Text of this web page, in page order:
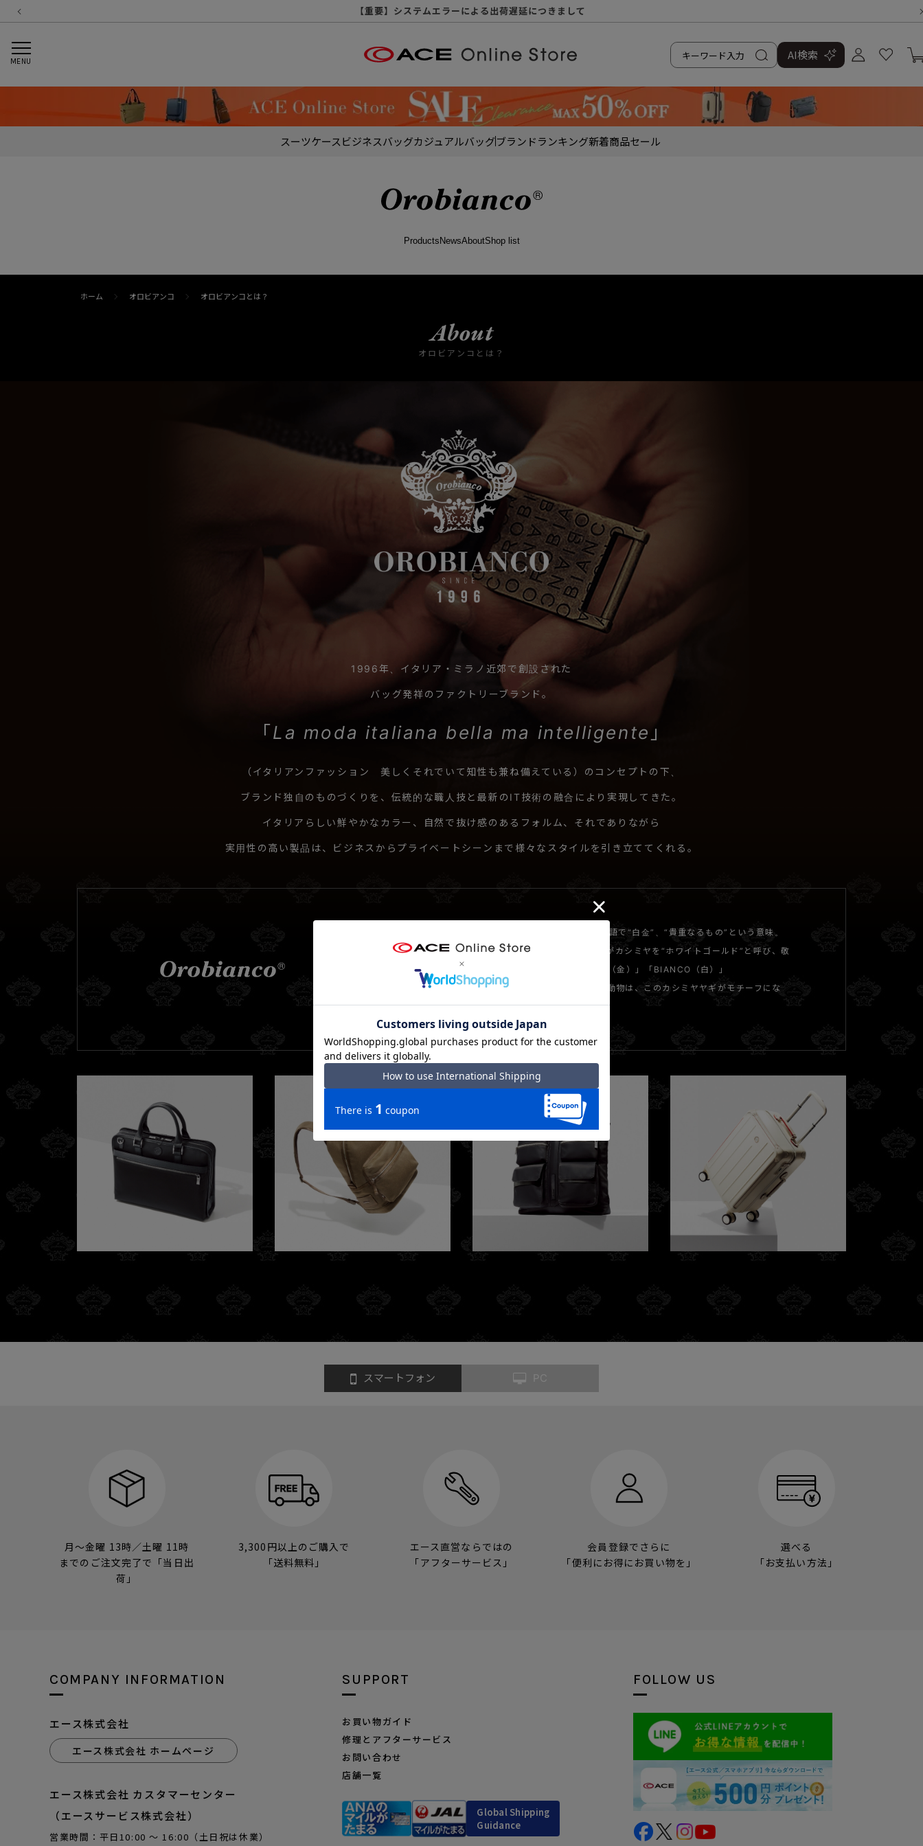
【重要】システムエラーによる出荷遅延につきまして
【重要】8/11（火・祝）休業及び配送スケジュールについて
【重要】令和８年熊本地震に伴う配送への影響について
【重要】納品書・領収書ペーパーレス化（電子化）のお知らせ
【重要】天候不良や交通状況・物量増等に伴う配送への影響について
【重要】悪質な詐欺サイトにご注意ください
【重要】各種メールが届かない場合に関しまして
【重要】お問い合わせのご対応に関しまして
【重要】SNSのなりすまし詐欺にご注意ください
MENU AI検索
スーツケースビジネスバッグカジュアルバッグブランドランキング新着商品セール
Products NewsAboutShop list
ホーム オロビアンコ オロビアンコとは？
About
オロビアンコとは？
1996年、イタリア・ミラノ近郊で創設された
バッグ発祥のファクトリーブランド。
「La moda italiana bella ma intelligente」
（イタリアンファッション 美しくそれでいて知性も兼ね備えている）のコンセプトの下、
ブランド独自のものづくりを、伝統的な職人技と最新のIT技術の融合により実現してきた。
イタリアらしい鮮やかなカラー、 自然で抜け感のあるフォルム、 それでありながら
実用性の高い製品は、 ビジネスからプライベートシーンまで様々な スタイルを引き立ててくれる。
『オロビアンコ：Orobianco』とは、イタリア語で“白金”、“貴重なるもの”という意味。
ジャコモ氏がチベットを旅している際、現地人がカシミヤを“ホワイトゴールド”と呼び、敬
意を持って取り扱っている事に感銘し、「ORO（金）」「BIANCO（白）」
=『OROBIANCO』と命名。ロゴの中央にいる動物は、このカシミヤヤギがモチーフにな
っている。
スマートフォン PC
月～金曜 13時／土曜 11時
までのご注文完了で「当日出
荷」
3,300円以上のご購入で
「送料無料」
エース直営ならではの
「アフターサービス」
会員登録でさらに
「便利にお得にお買い物を」
選べる
「お支払い方法」
COMPANY INFORMATION
エース株式会社
エース株式会社 ホームページ
エース株式会社 カスタマーセンター
（エースサービス株式会社）
営業時間：平日10:00 ～ 16:00（土日祝は休業）
SUPPORT
お買い物ガイド
修理とアフターサービス
お問い合わせ
店舗一覧
Global Shipping
Guidance
FOLLOW US